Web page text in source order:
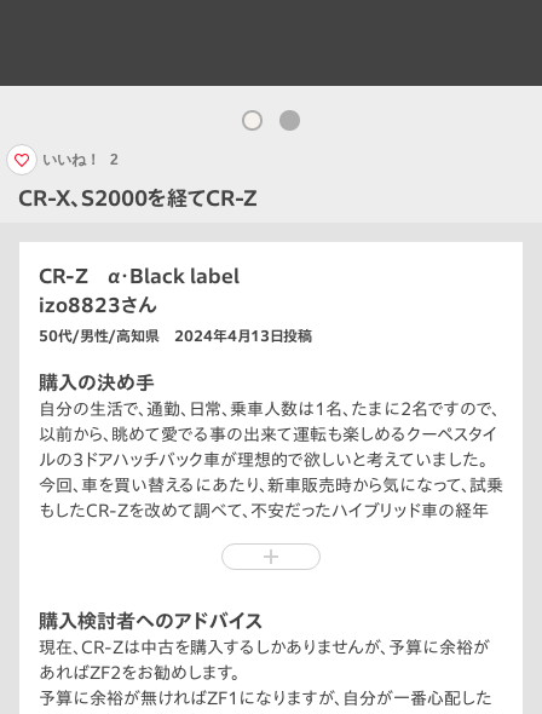
CR-X、S2000を経てCR-Z
いいね！ 2
CR-Z α･Black label
izo8823さん
50代/男性/高知県 2024年4月13日投稿
購入の決め手
自分の生活で、通勤、日常、乗車人数は1名、たまに2名ですので、
以前から、眺めて愛でる事の出来て運転も楽しめるクーペスタイ
ルの3ドアハッチバック車が理想的で欲しいと考えていました。
今回、車を買い替えるにあたり、新車販売時から気になって、試乗
もしたCR-Zを改めて調べて、不安だったハイブリッド車の経年
購入検討者へのアドバイス
現在、CR-Zは中古を購入するしかありませんが、予算に余裕が
あればZF2をお勧めします。
予算に余裕が無ければZF1になりますが、自分が一番心配した